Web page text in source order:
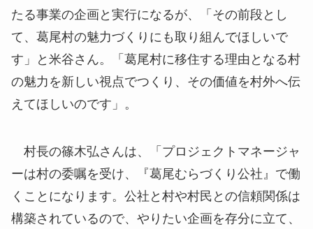
たる事業の企画と実行になるが、「その前段とし
て、葛尾村の魅力づくりにも取り組んでほしいで
す」と米谷さん。「葛尾村に移住する理由となる村
の魅力を新しい視点でつくり、その価値を村外へ伝
えてほしいのです」。
村長の篠木弘さんは、「プロジェクトマネージャ
ーは村の委嘱を受け、『葛尾むらづくり公社』で働
くことになります。公社と村や村民との信頼関係は
構築されているので、やりたい企画を存分に立て、